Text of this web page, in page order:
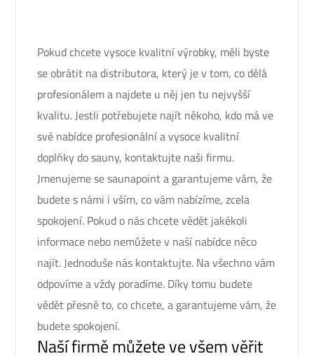
Pokud chcete vysoce kvalitní výrobky, měli byste
se obrátit na distributora, který je v tom, co dělá
profesionálem a najdete u něj jen tu nejvyšší
kvalitu. Jestli potřebujete najít někoho, kdo má ve
své nabídce profesionální a vysoce kvalitní
doplňky do sauny, kontaktujte naši firmu.
Jmenujeme se saunapoint a garantujeme vám, že
budete s námi i vším, co vám nabízíme, zcela
spokojení. Pokud o nás chcete vědět jakékoli
informace nebo nemůžete v naší nabídce něco
najít. Jednoduše nás kontaktujte. Na všechno vám
odpovíme a vždy poradíme. Díky tomu budete
vědět přesně to, co chcete, a garantujeme vám, že
budete spokojení.
Naší firmě můžete ve všem věřit